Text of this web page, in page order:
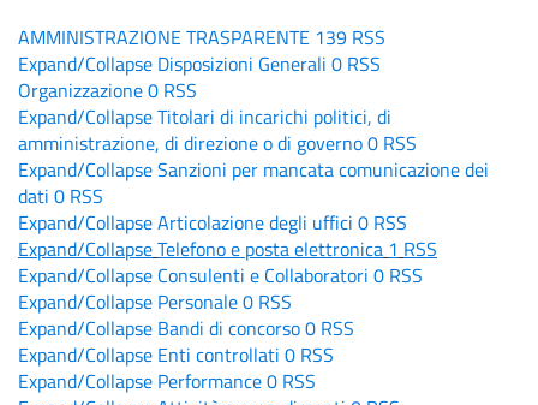
AMMINISTRAZIONE TRASPARENTE 139 RSS
Expand/Collapse Disposizioni Generali 0 RSS
Organizzazione0 RSS
Expand/CollapseTitolari di incarichi politici, di
amministrazione, di direzione o di governo0 RSS
Expand/CollapseSanzioni per mancata comunicazione dei
dati 0 RSS
Expand/CollapseArticolazione degli uffici 0 RSS
Expand/CollapseTelefono e posta elettronica 1 RSS
Expand/Collapse Consulenti e Collaboratori 0 RSS
Expand/Collapse Personale0 RSS
Expand/Collapse Bandi di concorso0 RSS
Expand/Collapse Enti controllati 0 RSS
Expand/Collapse Performance0 RSS